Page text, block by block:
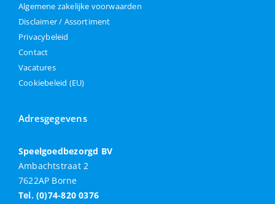
Algemene zakelijke voorwaarden
Disclaimer / Assortiment
Privacybeleid
Contact
Vacatures
Cookiebeleid (EU)
Adresgegevens
Speelgoedbezorgd BV
Ambachtstraat 2
7622AP Borne
Tel. (0)74-820 0376